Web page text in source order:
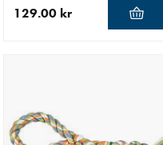
129.00 kr